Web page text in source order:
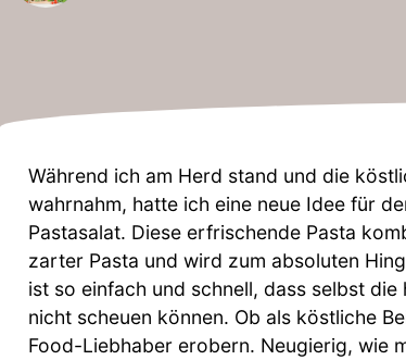
Während ich am Herd stand und die
wahrnahm, hatte ich eine neue Idee für
Pastasalat. Diese erfrischende Pasta
zarter Pasta und wird zum absoluten
ist so einfach und schnell, dass selbst
nicht scheuen können. Ob als köstliche
Food-Liebhaber erobern. Neugierig, wie